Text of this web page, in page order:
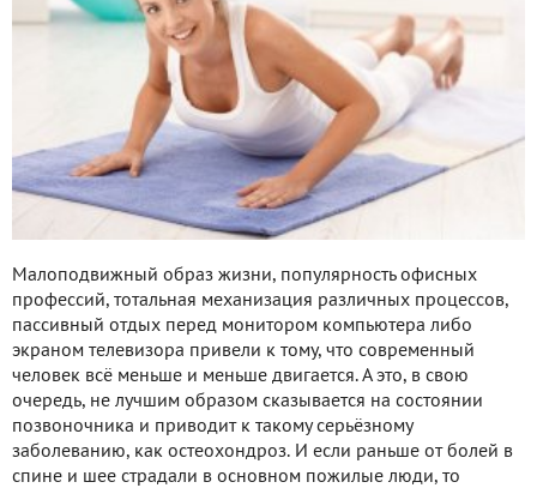
Малоподвижный образ жизни, популярность офисных
профессий, тотальная механизация различных процессов,
пассивный отдых перед монитором компьютера либо
экраном телевизора привели к тому, что современный
человек всё меньше и меньше двигается. А это, в свою
очередь, не лучшим образом сказывается на состоянии
позвоночника и приводит к такому серьёзному
заболеванию, как остеохондроз. И если раньше от болей в
спине и шее страдали в основном пожилые люди, то